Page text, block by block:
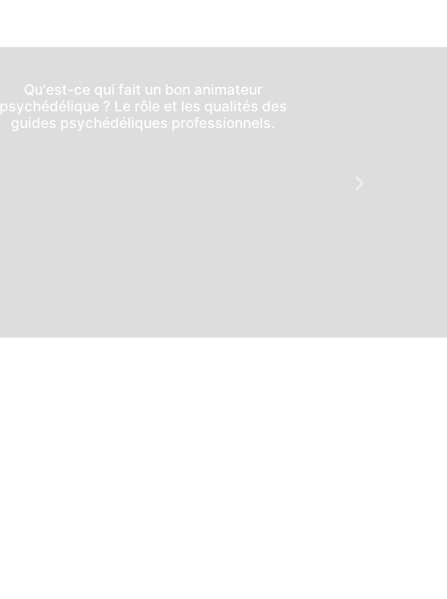
Qu'est-ce qui fait un bon animateur
psychédélique ? Le rôle et les qualités des
guides psychédéliques professionnels.